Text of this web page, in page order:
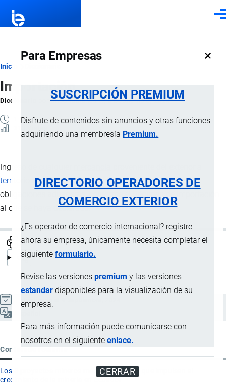
Para Empresas ×
SUSCRIPCIÓN PREMIUM
Disfrute de contenidos sin anuncios y otras funciones
adquiriendo una membresía Premium.
DIRECTORIO OPERADORES DE
COMERCIO EXTERIOR
¿Es operador de comercio internacional? registre
ahora su empresa, únicamente necesita completar el
siguienteformulario.
Revise las versionespremium y las versiones
estandar disponibles para la visualización de su
empresa.
Para más información puede comunicarse con
nosotros en el siguienteenlace.
CERRAR
Ruta
de
navegación
Inicio
Importación
Diccionario porImportaciones …, 8 Septiembre, 2024
1 MINUTO
Ingreso de cualquier
territorio aduanerocumpliendo con las formalidades y
obligaciones aduaneras, conforme el Régimen de Importación
al que se haya declarado.
Contenido reciente
Los 8 proyectos mineros más importantes que impulsan el
crecimiento de la minería en Ecuador